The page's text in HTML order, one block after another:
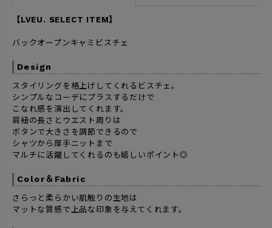
【LVEU. SELECT ITEM】
バックオープンキャミビスチェ
Design
スタイリングを格上げしてくれるビスチェ。
シンプルなコーデにプラスするだけで
こなれ感を演出してくれます。
肩紐の長さとウエスト周りは
ボタンで大きさを調節できるので
シャツから厚手ニットまで
マルチに活躍してくれるのも嬉しいポイント◎
Color＆Fabric
さらっと柔らかい肌触りの生地は
マットな質感で上品な印象を与えてくれます。